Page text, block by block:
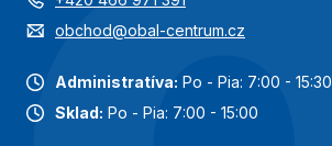
obchod@obal-centrum.cz
Administratíva: Po - Pia: 7:00 - 15:30
Sklad: Po - Pia: 7:00 - 15:00